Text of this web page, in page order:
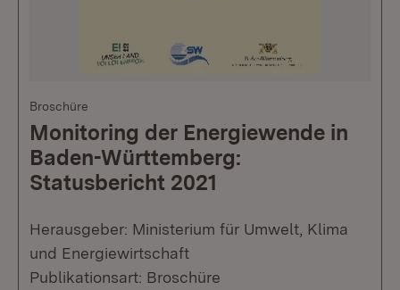
Broschüre
Monitoring der Energiewende in
Baden-Württemberg:
Statusbericht 2021
Herausgeber: Ministerium für Umwelt, Klima
und Energiewirtschaft
Publikationsart: Broschüre